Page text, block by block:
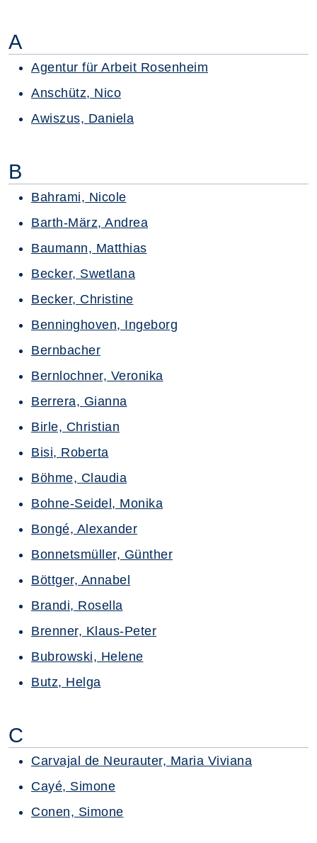
A
Agentur für Arbeit Rosenheim
Anschütz, Nico
Awiszus, Daniela
B
Bahrami, Nicole
Barth-März, Andrea
Baumann, Matthias
Becker, Swetlana
Becker, Christine
Benninghoven, Ingeborg
Bernbacher
Bernlochner, Veronika
Berrera, Gianna
Birle, Christian
Bisi, Roberta
Böhme, Claudia
Bohne-Seidel, Monika
Bongé, Alexander
Bonnetsmüller, Günther
Böttger, Annabel
Brandi, Rosella
Brenner, Klaus-Peter
Bubrowski, Helene
Butz, Helga
C
Carvajal de Neurauter, Maria Viviana
Cayé, Simone
Conen, Simone